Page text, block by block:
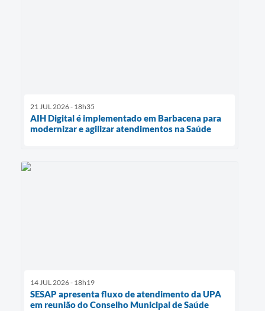
21 JUL 2026 - 18h35
AIH Digital é implementado em Barbacena para
modernizar e agilizar atendimentos na Saúde
14 JUL 2026 - 18h19
SESAP apresenta fluxo de atendimento da UPA
em reunião do Conselho Municipal de Saúde